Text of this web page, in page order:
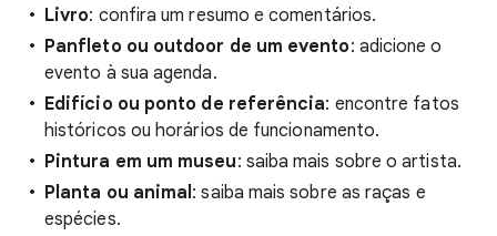
Livro: confira um resumo e comentários.
Panfleto ou outdoor de um evento: adicione o
evento à sua agenda.
Edifício ou ponto de referência: encontre fatos
históricos ou horários de funcionamento.
Pintura em um museu: saiba mais sobre o artista.
Planta ou animal: saiba mais sobre as raças e
espécies.